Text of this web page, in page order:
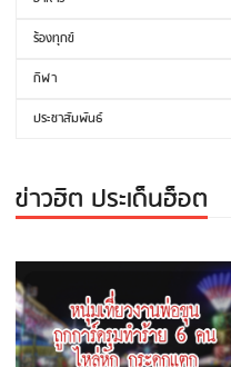
ร้องทุกข์
กีฬา
ประชาสัมพันธ์
ข่าวฮิต ประเด็นฮ็อต